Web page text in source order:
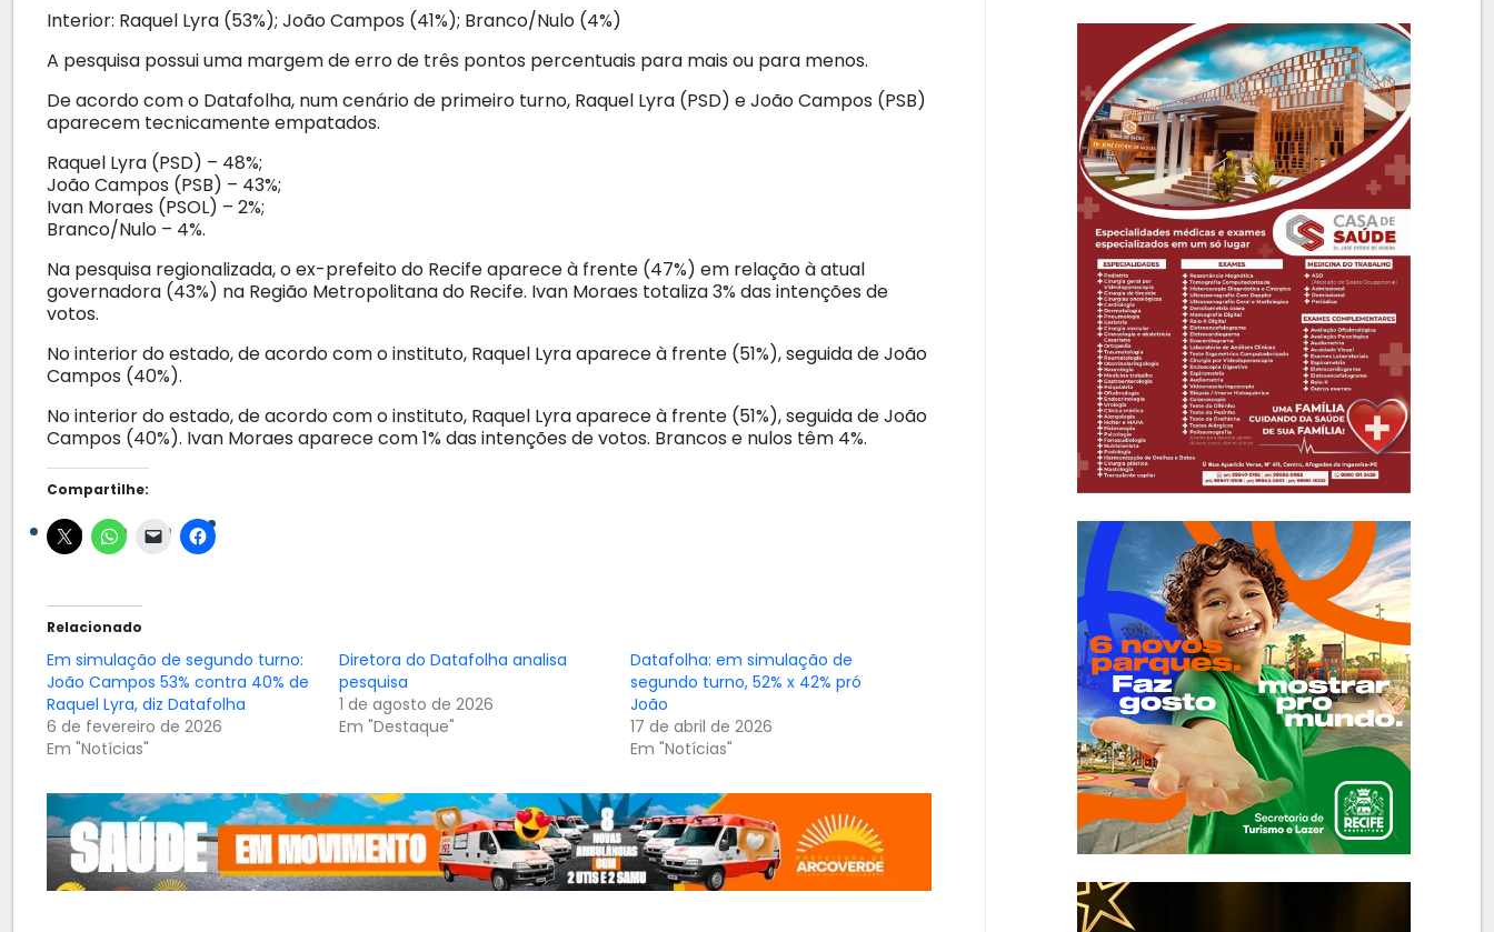
Interior: Raquel Lyra (53%); João Campos (41%); Branco/Nulo (4%)
A pesquisa possui uma margem de erro de três pontos percentuais para mais ou para menos.
De acordo com o Datafolha, num cenário de primeiro turno, Raquel Lyra (PSD) e João Campos (PSB)
aparecem tecnicamente empatados.
Raquel Lyra (PSD) – 48%;
João Campos (PSB) – 43%;
Ivan Moraes (PSOL) – 2%;
Branco/Nulo – 4%.
Na pesquisa regionalizada, o ex-prefeito do Recife aparece à frente (47%) em relação à atual
governadora (43%) na Região Metropolitana do Recife. Ivan Moraes totaliza 3% das intenções de
votos.
No interior do estado, de acordo com o instituto, Raquel Lyra aparece à frente (51%), seguida de João
Campos (40%).
No interior do estado, de acordo com o instituto, Raquel Lyra aparece à frente (51%), seguida de João
Campos (40%). Ivan Moraes aparece com 1% das intenções de votos. Brancos e nulos têm 4%.
Compartilhe:
Relacionado
Em simulação de segundo turno:
João Campos 53% contra 40% de
Raquel Lyra, diz Datafolha
6 de fevereiro de 2026
Em "Notícias"
Diretora do Datafolha analisa
pesquisa
1 de agosto de 2026
Em "Destaque"
Datafolha: em simulação de
segundo turno, 52% x 42% pró
João
17 de abril de 2026
Em "Notícias"